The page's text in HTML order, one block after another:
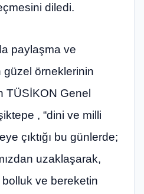
diledi.
paylaşma ve
güzel örneklerinin
TÜSİKON Genel
, “dini ve milli
çıktığı bu günlerde;
uzaklaşarak,
ve bereketin